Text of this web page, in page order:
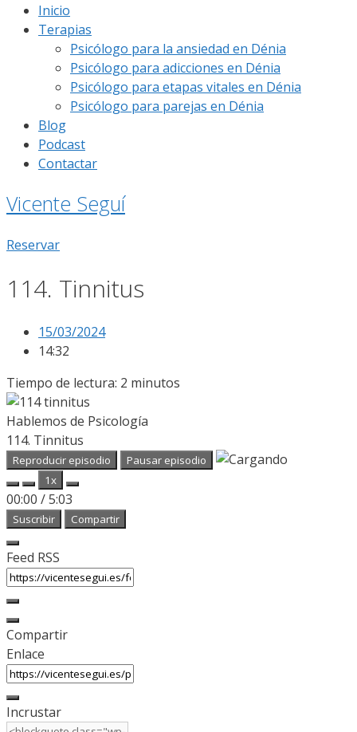
Inicio
Terapias
Psicólogo para la ansiedad en Dénia
Psicólogo para adicciones en Dénia
Psicólogo para etapas vitales en Dénia
Psicólogo para parejas en Dénia
Blog
Podcast
Contactar
Vicente Seguí
Reservar
114. Tinnitus
15/03/2024
14:32
Tiempo de lectura: 2 minutos
Hablemos de Psicología
114. Tinnitus
Reproducir episodio
Pausar episodio
1x
00:00 /5:03
Suscribir Compartir
Feed RSS
Compartir
Enlace
Incrustar